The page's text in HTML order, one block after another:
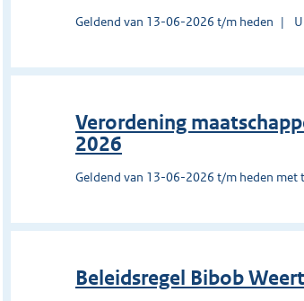
Geldend van 13-06-2026 t/m heden
Verordening
2026
Geldend van 13-06-2026 t/m heden
Beleidsregel Bibob